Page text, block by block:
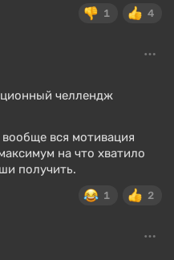
1 4
челлендж
вся мотивация
на что хватило
получить.
1 2